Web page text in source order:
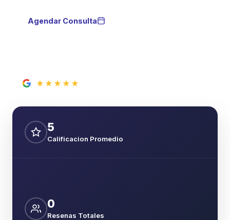
Agendar Consulta
★★★★★
5
Calificacion Promedio
0
Resenas Totales